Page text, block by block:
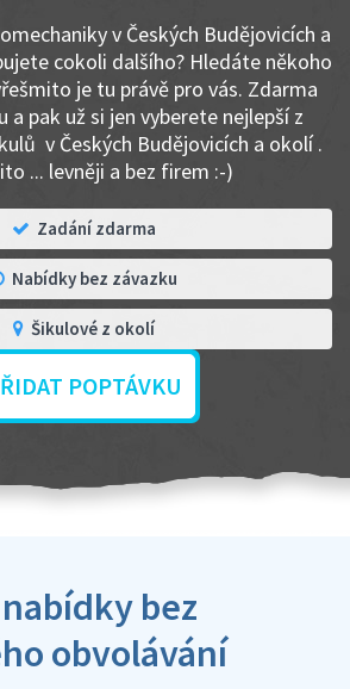
v Českých Budějovicích a
cokoli dalšího? Hledáte někoho
je tu právě pro vás. Zdarma
a pak už si jen vyberete nejlepší z
v Českých Budějovicích a okolí .
... levněji a bez firem :-)
Zadání zdarma
Nabídky bez závazku
Šikulové z okolí
POPTÁVKU
bez
obvolávání